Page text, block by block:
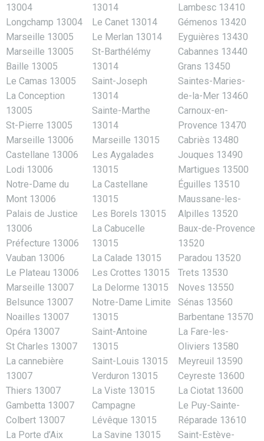
13004
Longchamp 13004
Marseille 13005
Marseille 13005
Baille 13005
Le Camas 13005
La Conception
13005
St-Pierre 13005
Marseille 13006
Castellane 13006
Lodi 13006
Notre-Dame du
Mont 13006
Palais de Justice
13006
Préfecture 13006
Vauban 13006
Le Plateau 13006
Marseille 13007
Belsunce 13007
Noailles 13007
Opéra 13007
St Charles 13007
La cannebière
13007
Thiers 13007
Gambetta 13007
Colbert 13007
La Porte d’Aix
13014
Le Canet 13014
Le Merlan 13014
St-Barthélémy
13014
Saint-Joseph
13014
Sainte-Marthe
13014
Marseille 13015
Les Aygalades
13015
La Castellane
13015
Les Borels 13015
La Cabucelle
13015
La Calade 13015
Les Crottes 13015
La Delorme 13015
Notre-Dame Limite
13015
Saint-Antoine
13015
Saint-Louis 13015
Verduron 13015
La Viste 13015
Campagne
Lévêque 13015
La Savine 13015
Lambesc 13410
Gémenos 13420
Eyguières 13430
Cabannes 13440
Grans 13450
Saintes-Maries-
de-la-Mer 13460
Carnoux-en-
Provence 13470
Cabriès 13480
Jouques 13490
Martigues 13500
Éguilles 13510
Maussane-les-
Alpilles 13520
Baux-de-Provence
13520
Paradou 13520
Trets 13530
Noves 13550
Sénas 13560
Barbentane 13570
La Fare-les-
Oliviers 13580
Meyreuil 13590
Ceyreste 13600
La Ciotat 13600
Le Puy-Sainte-
Réparade 13610
Saint-Estève-